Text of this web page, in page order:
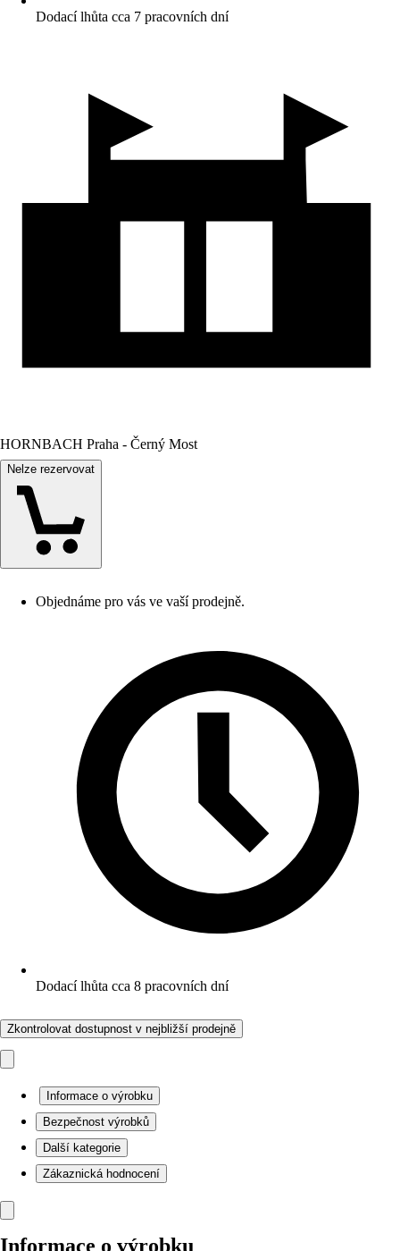
Dodací lhůta cca 7 pracovních dní
HORNBACH Praha - Černý Most
Nelze rezervovat
Objednáme pro vás ve vaší prodejně.
Dodací lhůta cca 8 pracovních dní
Zkontrolovat dostupnost v nejbližší prodejně
Informace o výrobku
Bezpečnost výrobků
Další kategorie
Zákaznická hodnocení
Informace o výrobku